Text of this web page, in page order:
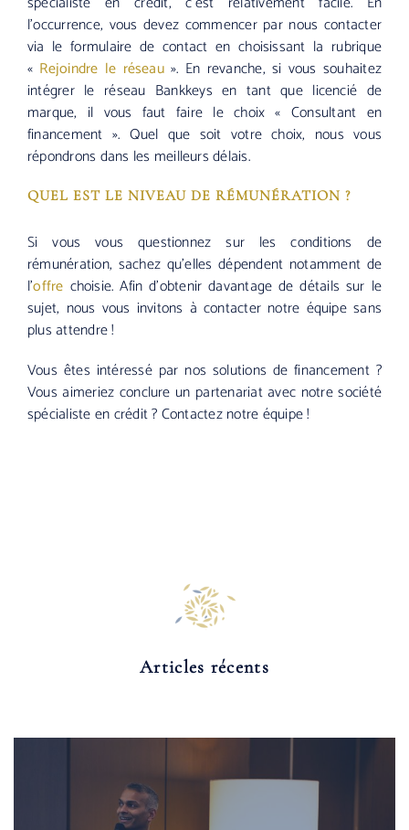
l’occurrence, vous devez commencer par nous contacter
via le formulaire de contact en choisissant la rubrique
« Rejoindre le réseau». En revanche, si vous souhaitez
intégrer le réseau Bankkeys en tant que licencié de
marque, il vous faut faire le choix « Consultant en
financement ». Quel que soit votre choix, nous vous
répondrons dans les meilleurs délais.
QUEL EST LE NIVEAU DE RÉMUNÉRATION ?
Si vous vous questionnez sur les conditions de
rémunération, sachez qu’elles dépendent notamment de
l’offre choisie. Afin d’obtenir davantage de détails sur le
sujet, nous vous invitons à contacter notre équipe sans
plus attendre !
Vous êtes intéressé par nos solutions de financement ?
Vous aimeriez conclure un partenariat avec notre société
spécialiste en crédit ? Contactez notre équipe !
Articles récents